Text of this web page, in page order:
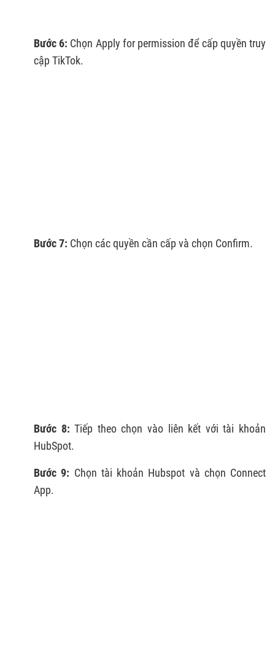
Bước 6: Chọn Apply for permission để cấp quyền truy
cập TikTok.
Bước 7: Chọn các quyền cần cấp và chọn Confirm.
Bước 8: Tiếp theo chọn vào liên kết với tài khoản
HubSpot.
Bước 9: Chọn tài khoản Hubspot và chọn Connect
App.